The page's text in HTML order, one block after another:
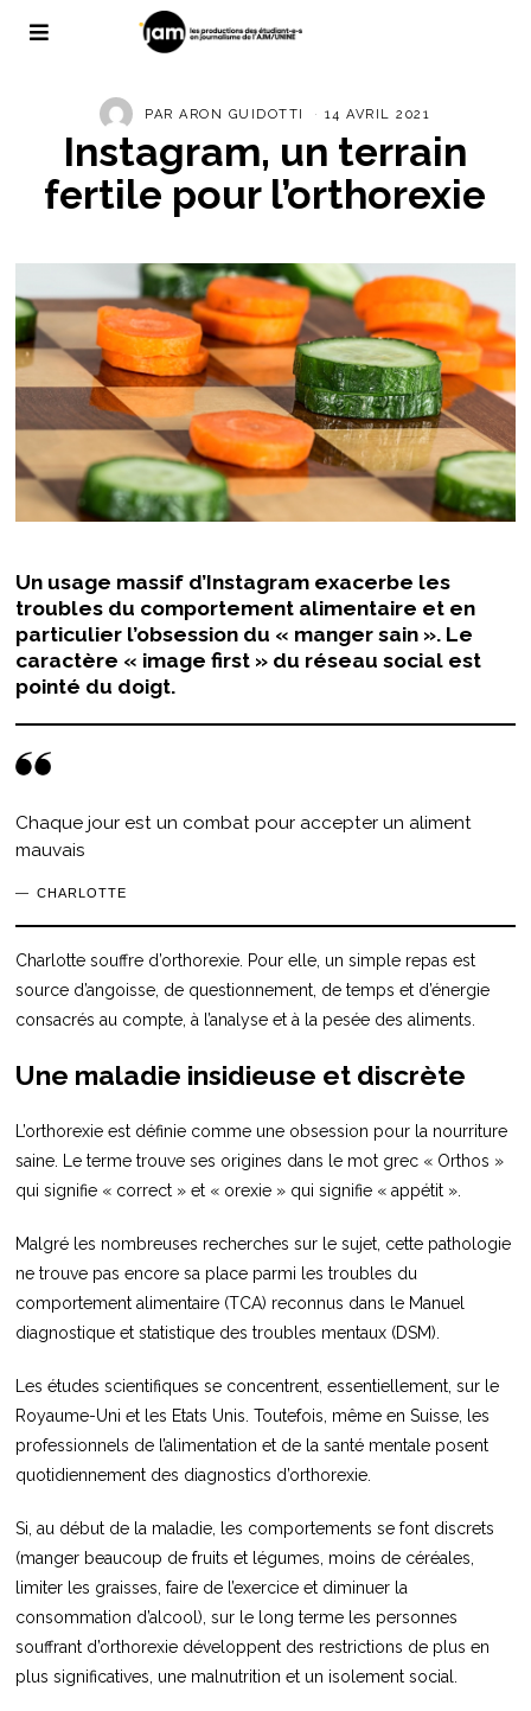
PARARON GUIDOTTI 14 AVRIL 2021
Instagram, un terrain
fertile pour l’orthorexie
Un usage massif d’Instagram exacerbe les
troubles du comportement alimentaire et en
particulier l’obsession du « manger sain ». Le
caractère « image first » du réseau social est
pointé du doigt.
Chaque jour est un combat pour accepter un aliment
mauvais
CHARLOTTE
Charlotte souffre d’orthorexie. Pour elle, un simple repas est
source d’angoisse, de questionnement, de temps et d’énergie
consacrés au compte, à l’analyse et à la pesée des aliments.
Une maladie insidieuse et discrète
L’orthorexie est définie comme une obsession pour la nourriture
saine. Le terme trouve ses origines dans le mot grec « Orthos »
qui signifie « correct » et « orexie » qui signifie « appétit ».
Malgré les nombreuses recherches sur le sujet, cette pathologie
ne trouve pas encore sa place parmi les troubles du
comportement alimentaire (TCA) reconnus dans le Manuel
diagnostique et statistique des troubles mentaux (DSM).
Les études scientifiques se concentrent, essentiellement, sur le
Royaume-Uni et les Etats Unis. Toutefois, même en Suisse, les
professionnels de l’alimentation et de la santé mentale posent
quotidiennement des diagnostics d’orthorexie.
Si, au début de la maladie, les comportements se font discrets
(manger beaucoup de fruits et légumes, moins de céréales,
limiter les graisses, faire de l’exercice et diminuer la
consommation d’alcool), sur le long terme les personnes
souffrant d’orthorexie développent des restrictions de plus en
plus significatives, une malnutrition et un isolement social.